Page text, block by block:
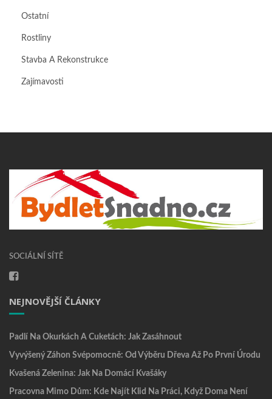
Ostatní
Rostliny
Stavba A Rekonstrukce
Zajímavosti
SOCIÁLNÍ SÍTĚ
NEJNOVĚJŠÍ ČLÁNKY
Padlí Na Okurkách A Cuketách: Jak Zasáhnout
Vyvýšený Záhon Svépomocně: Od Výběru Dřeva Až Po První Úrodu
Kvašená Zelenina: Jak Na Domácí Kvašáky
Pracovna Mimo Dům: Kde Najít Klid Na Práci, Když Doma Není